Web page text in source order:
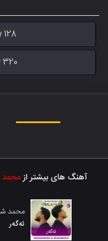
آهنگ های بیشتر از
محمد
ئەگەر